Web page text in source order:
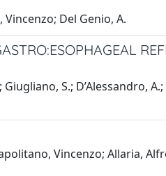
Del Genio, A.
S.; D’Alessandro, A.;
Vincenzo; Allaria,